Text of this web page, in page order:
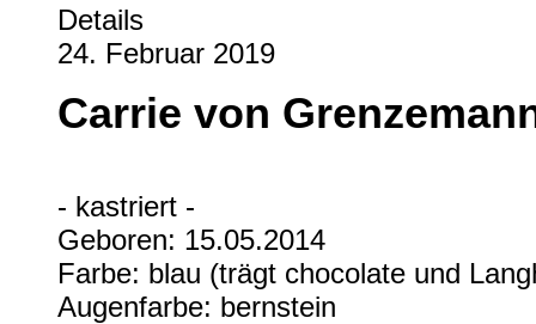
Details
24. Februar 2019
Carrie von
- kastriert -
Geboren: 15.05.2014
Farbe: blau (trägt chocolate und
Augenfarbe: bernstein